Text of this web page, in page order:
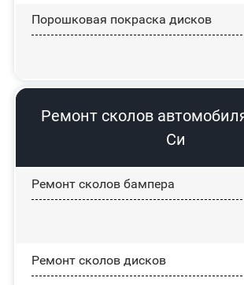
Порошковая покраска дисков
Ремонт сколов
Си
Ремонт сколов бампера
Ремонт сколов дисков